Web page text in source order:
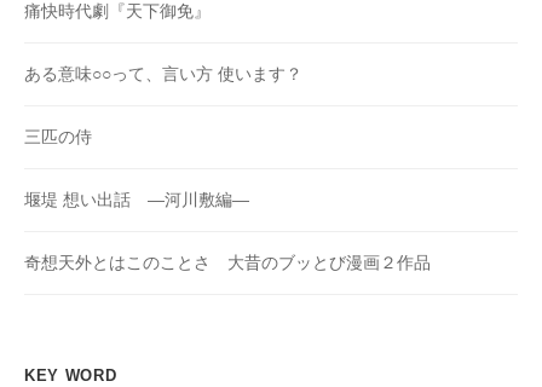
痛快時代劇『天下御免』
ある意味○○って、言い方 使います？
三匹の侍
堰堤 想い出話 ―河川敷編―
奇想天外とはこのことさ 大昔のブッとび漫画２作品
KEY WORD